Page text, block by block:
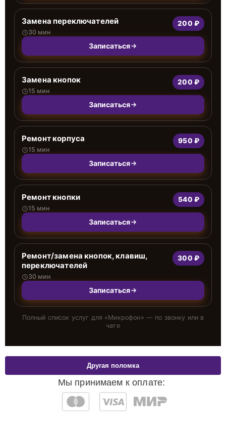
Замена переключателей
30 мин
200 ₽
Записаться
Замена кнопок
15 мин
200 ₽
Записаться
Ремонт корпуса
15 мин
950 ₽
Записаться
Ремонт кнопки
15 мин
540 ₽
Записаться
Ремонт/замена кнопок, клавиш,
переключателей
30 мин
300 ₽
Записаться
Полный список услуг для «Микрофон» — по звонку или в
чате
Мы принимаем к оплате:
Другая поломка